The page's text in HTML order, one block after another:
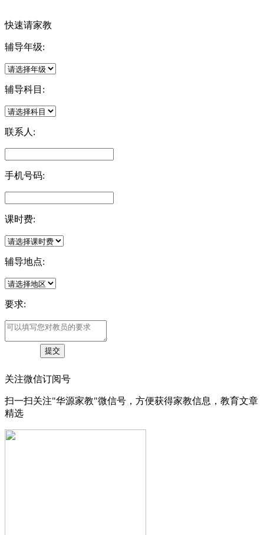
快速请家教
辅导年级:
辅导科目:
联系人:
手机号码:
课时费:
辅导地点:
要求:
关注微信订阅号
扫一扫关注"华源家教"微信号，方便获得家教信息，教育文章
精选